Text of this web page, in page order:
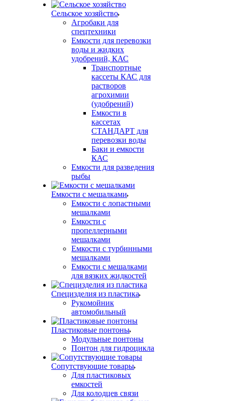
Сельское хозяйство
Агробаки для
спецтехники
Емкости для перевозки
воды и жидких
удобрений, КАС
Транспортные
кассеты КАС для
растворов
агрохимии
(удобрений)
Емкости в
кассетах
СТАНДАРТ для
перевозки воды
Баки и емкости
КАС
Емкости для разведения
рыбы
Емкости с мешалками
Емкости с лопастными
мешалками
Емкости с
пропеллерными
мешалками
Емкости с турбинными
мешалками
Емкости с мешалками
для вязких жидкостей
Специзделия из пластика
Рукомойник
автомобильный
Пластиковые понтоны
Модульные понтоны
Понтон для гидроцикла
Сопутствующие товары
Для пластиковых
емкостей
Для колодцев связи